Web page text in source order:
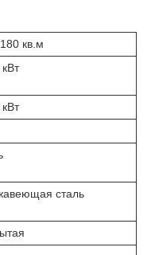
кв.м
сталь